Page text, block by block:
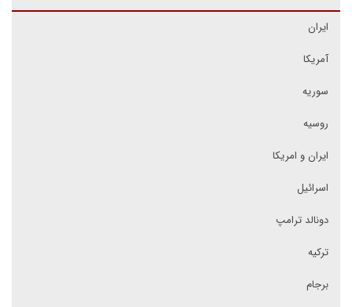
ایران
آمریکا
سوریه
روسیه
ایران و امریکا
اسرائیل
دونالد ترامپ
ترکیه
برجام